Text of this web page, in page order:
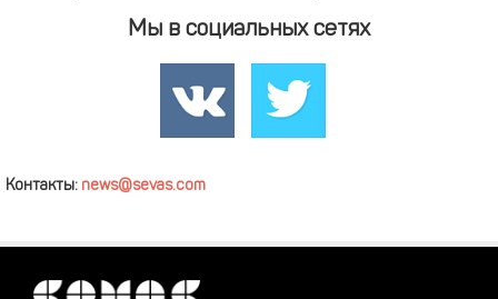
Мы в социальных сетях
Контакты: news@sevas.com